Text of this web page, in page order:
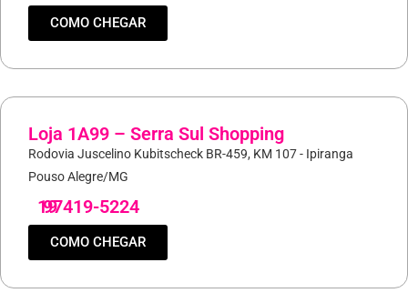
COMO CHEGAR
Loja 1A99 – Serra Sul Shopping
Rodovia Juscelino Kubitscheck BR-459, KM 107 - Ipiranga
Pouso Alegre/MG
19
97419-5224
COMO CHEGAR